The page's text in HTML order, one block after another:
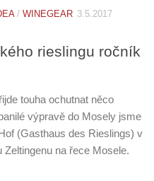
/ WINEGEAR 3.5.2017
rieslingu ročník
touha ochutnat něco
výpravě do Mosely jsme
(Gasthaus des Rieslings) v
na řece Mosele.